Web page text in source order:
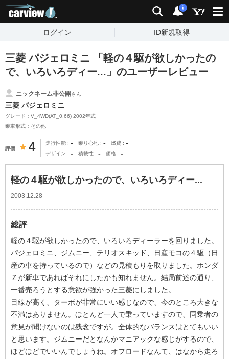
検索 通知
i
ログイン ID新規取得
三菱 パジェロミニ 「軽の４駆が欲しかったの
で、いろいろディー...」のユーザーレビュー
ニックネーム非公開さん
三菱 パジェロミニ
グレード：V_4WD(AT_0.66) 2002年式
乗車形式：その他
評価 4 走行性能 - 乗り心地 - 燃費 -
デザイン - 積載性 - 価格 -
軽の４駆が欲しかったので、いろいろディー...
2003.12.28
総評
軽の４駆が欲しかったので、いろいろディーラーを回りました。
パジェロミニ、ジムニー、テリオスキッド、日産モコの４駆（日
産の車を持っているので）などの見積もりを取りました。ホンダ
Ｚが新車であればそれにしたかも知れません。結局前述の通り、
一番売ろうとする意欲が強かった三菱にしました。
目線が高く、ターボが非常にいい感じなので、今のところ大きな
不満はありません。ほとんど一人で乗っていますので、同乗者の
意見が聞けないのは残念ですが。全体的なバランスはとてもいい
と思います。ジムニーだとなんかマニアックな感じがするので、
ほどほどでいいんでしょうね。オフロードなんて、はなから走ろ